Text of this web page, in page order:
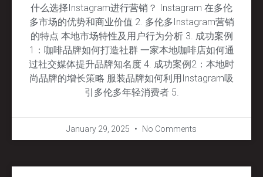
什么选择Instagram进行营销？ Instagram 在多伦
多市场的优势和商业价值 2. 多伦多Instagram营销
的特点 本地市场特性及用户行为分析 3. 成功案例
1：咖啡品牌如何打造社群 一家本地咖啡店如何通
过社交媒体提升品牌知名度 4. 成功案例2：本地时
尚品牌的增长策略 服装品牌如何利用Instagram吸
引多伦多年轻消费者 5.
January 29, 2025 No Comments